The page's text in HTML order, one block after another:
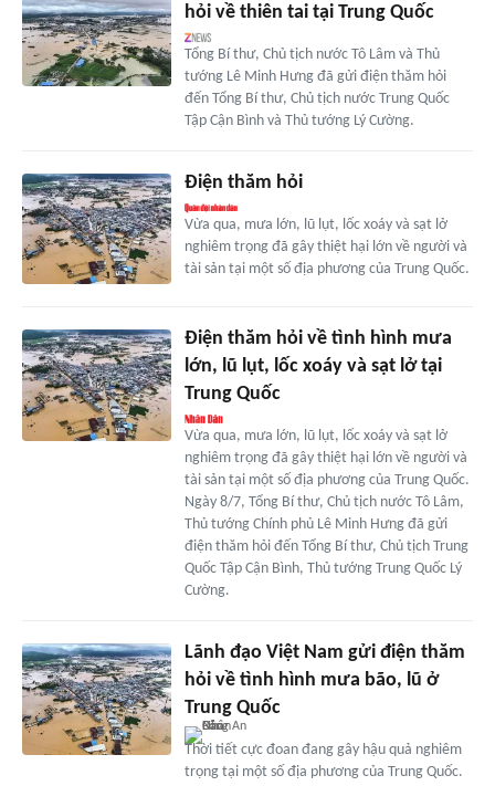
hỏi về thiên tai tại Trung Quốc
Tổng Bí thư, Chủ tịch nước Tô Lâm và Thủ
tướng Lê Minh Hưng đã gửi điện thăm hỏi
đến Tổng Bí thư, Chủ tịch nước Trung Quốc
Tập Cận Bình và Thủ tướng Lý Cường.
Điện thăm hỏi
Vừa qua, mưa lớn, lũ lụt, lốc xoáy và sạt lở
nghiêm trọng đã gây thiệt hại lớn về người và
tài sản tại một số địa phương của Trung Quốc.
Điện thăm hỏi về tình hình mưa
lớn, lũ lụt, lốc xoáy và sạt lở tại
Trung Quốc
Vừa qua, mưa lớn, lũ lụt, lốc xoáy và sạt lở
nghiêm trọng đã gây thiệt hại lớn về người và
tài sản tại một số địa phương của Trung Quốc.
Ngày 8/7, Tổng Bí thư, Chủ tịch nước Tô Lâm,
Thủ tướng Chính phủ Lê Minh Hưng đã gửi
điện thăm hỏi đến Tổng Bí thư, Chủ tịch Trung
Quốc Tập Cận Bình, Thủ tướng Trung Quốc Lý
Cường.
Lãnh đạo Việt Nam gửi điện thăm
hỏi về tình hình mưa bão, lũ ở
Trung Quốc
Thời tiết cực đoan đang gây hậu quả nghiêm
trọng tại một số địa phương của Trung Quốc.